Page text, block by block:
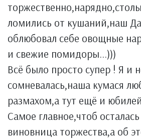
ломились от кушаний,наш
облюбовал себе овощные
и свежие помидоры...)))
Всё было просто супер ! Я и
сомневалась,наша кумася
размахом,а тут ещё и
Самое главное,чтоб
виновница торжества,а об